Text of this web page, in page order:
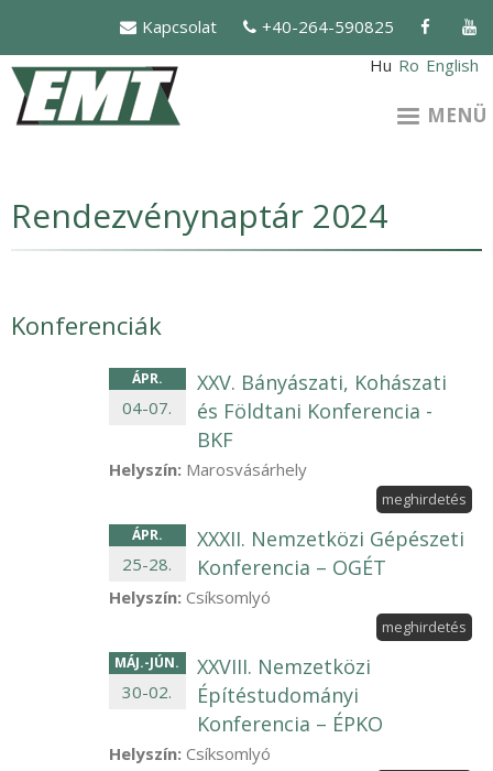
tartalomra
Kapcsolat
+40-264-590825
Hu Ro English
MENÜ
Rendezvénynaptár 2024
Konferenciák
ÁPR.
04-07.
XXV. Bányászati, Kohászati
és Földtani Konferencia -
BKF
Helyszín: Marosvásárhely
meghirdetés
ÁPR.
25-28.
XXXII. Nemzetközi Gépészeti
Konferencia – OGÉT
Helyszín: Csíksomlyó
meghirdetés
MÁJ.-JÚN.
30-02.
XXVIII. Nemzetközi
Építéstudományi
Konferencia – ÉPKO
Helyszín: Csíksomlyó